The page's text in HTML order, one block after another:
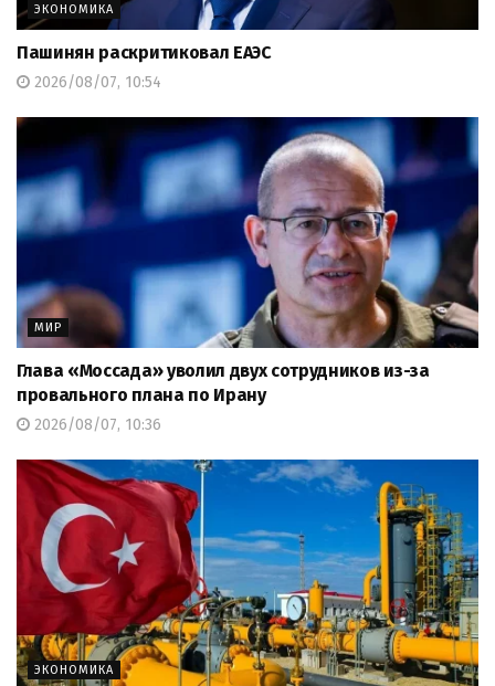
ЭКОНОМИКА
Пашинян раскритиковал ЕАЭС
2026/08/07, 10:54
МИР
Глава «Моссада» уволил двух сотрудников из-за
провального плана по Ирану
2026/08/07, 10:36
ЭКОНОМИКА